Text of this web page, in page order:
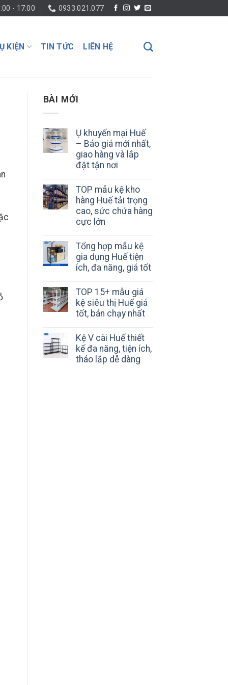
- 17:00 0933.021.077
KIỆN TIN TỨC LIÊN HỆ
BÀI MỚI
Ụ khuyến mại Huế
– Báo giá mới nhất,
giao hàng và lắp
đặt tận nơi
TOP mẫu kệ kho
hàng Huế tải trọng
cao, sức chứa hàng
cực lớn
Tổng hợp mẫu kệ
gia dụng Huế tiện
ích, đa năng, giá tốt
TOP 15+ mẫu giá
kệ siêu thị Huế giá
tốt, bán chạy nhất
Kệ V cài Huế thiết
kế đa năng, tiện ích,
tháo lắp dễ dàng